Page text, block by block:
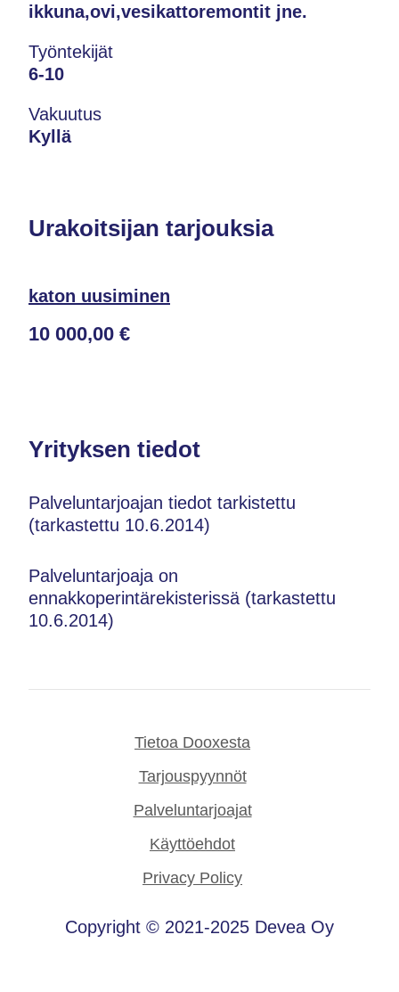
ikkuna,ovi,vesikattoremontit jne.
Työntekijät
6-10
Vakuutus
Kyllä
Urakoitsijan tarjouksia
katon uusiminen
10 000,00 €
Yrityksen tiedot
Palveluntarjoajan tiedot tarkistettu
(tarkastettu 10.6.2014)
Palveluntarjoaja on
ennakkoperintärekisterissä (tarkastettu
10.6.2014)
Tietoa Dooxesta
Tarjouspyynnöt
Palveluntarjoajat
Käyttöehdot
Privacy Policy
Copyright © 2021-2025 Devea Oy